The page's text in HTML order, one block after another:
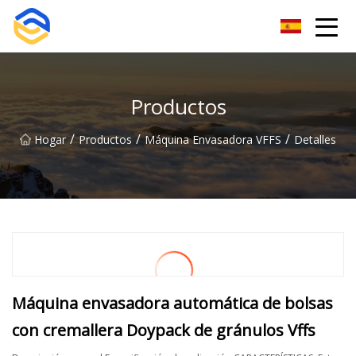
Productos
Hogar / Productos / Máquina Envasadora VFFS / Detalles
Máquina envasadora automática de bolsas
con cremallera Doypack de gránulos Vffs